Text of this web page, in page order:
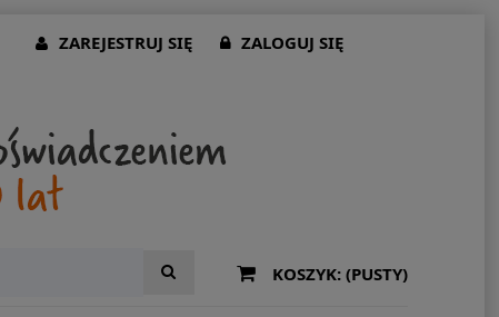
ZAREJESTRUJ SIĘ ZALOGUJ SIĘ
KOSZYK: (PUSTY)